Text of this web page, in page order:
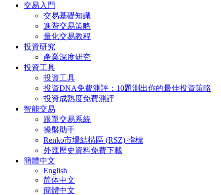
交易入門
交易基礎知識
進階交易策略
量化交易教程
投資研究
產業深度研究
投資工具
投資工具
投資DNA免費測評：10題測出你的最佳投資策略
投資成熟度免費測評
智能交易
跟單交易系統
操盤助手
Renko市場結構區 (RSZ) 指標
外匯歷史資料免費下載
簡體中文
English
简体中文
簡體中文